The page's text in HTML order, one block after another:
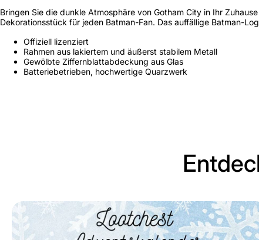
Bringen Sie die dunkle Atmosphäre von Gotham City in Ihr
Dekorationsstück für jeden Batman-Fan. Das auffällige Batman-
Offiziell lizenziert
Rahmen aus lakiertem und äußerst stabilem Metall
Gewölbte Ziffernblattabdeckung aus Glas
Batteriebetrieben, hochwertige Quarzwerk